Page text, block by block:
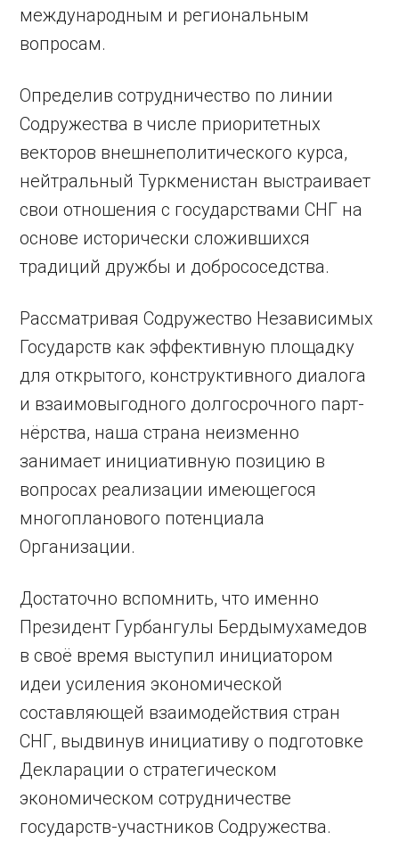
международным и региональным
вопросам.
Определив сотрудничество по линии
Содружества в числе прио­ритетных
векторов внешнеполитического курса,
нейтральный Туркменистан выстраивает
свои отношения с государствами СНГ на
основе исторически сложившихся
традиций дружбы и добрососедства.
Рассматривая Содружество Независимых
Государств как эффективную площадку
для открытого, конструктивного диалога
и взаимовыгодного долгосрочного парт­
нёрства, наша страна неизменно
занимает инициативную позицию в
вопросах реализации имеющегося
многопланового потенциала
Организации.
Достаточно вспомнить, что именно
Президент Гурбангулы Бердымухамедов
в своё время выступил инициатором
идеи усиления экономической
составляющей взаимодействия стран
СНГ, выдвинув инициативу о подготовке
Декларации о стратегическом
экономическом сотрудничестве
государств-участников Содружества.